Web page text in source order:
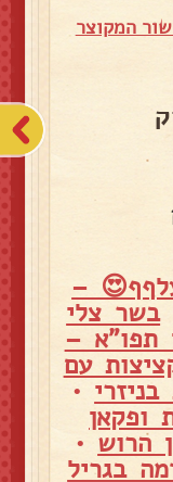
המקוצר
–
בשר צלי
תפו"א –
עם
•
ופקאן
הרוש •
בגריל